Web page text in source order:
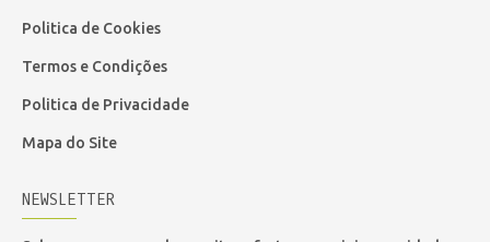
Politica de Cookies
Termos e Condições
Politica de Privacidade
Mapa do Site
NEWSLETTER